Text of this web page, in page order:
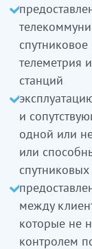
және
жерүсті
қосымша
клиенттер
беруші
қатынауды
телеметрия
станций
и
одной или
или
между
которые не
контролем